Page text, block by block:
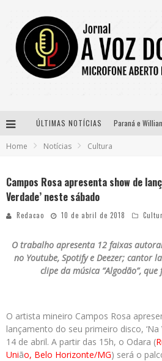
ÚLTIMAS NOTÍCIAS
Home Notícias Cultura
Campos Rosa apresenta show de
Verdade’ neste sábado
Redacao 10 de abril de 2018
O trabalho apresenta 12 faixas
no Youtube, Spotify e Deezer; cantor
clipe da música “Algodão”,
O artista mineiro Campos Rosa
lançamento do seu primeiro disco, ‘Na
14 de abril. A partir das 15h, o Odara (
União, Belo Horizonte/MG) será o